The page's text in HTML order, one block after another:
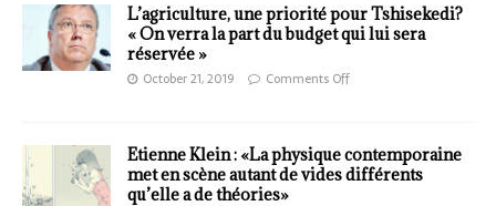
L’agriculture, une priorité pour Tshisekedi?
« On verra la part du budget qui lui sera
réservée »
October 21, 2019 Comments Off
Etienne Klein : «La physique contemporaine
met en scène autant de vides différents
qu’elle a de théories»